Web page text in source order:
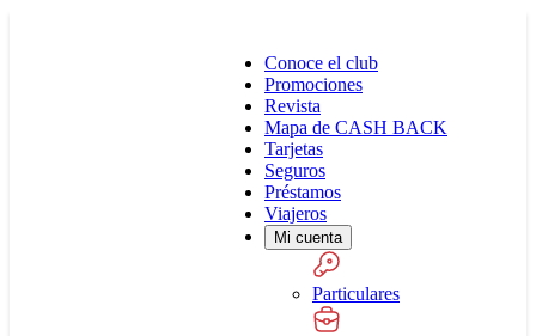
Conoce el club
Promociones
Revista
Mapa de CASH BACK
Tarjetas
Seguros
Préstamos
Viajeros
Mi cuenta
Particulares